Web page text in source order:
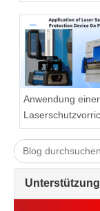
geeignet?
Anwendung einer
der Abkantpresse
Unterstützung